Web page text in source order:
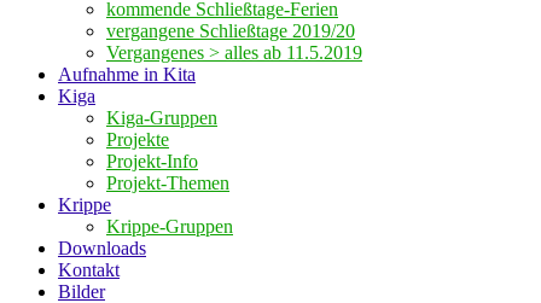
kommende Schließtage-Ferien
vergangene Schließtage 2019/20
Vergangenes > alles ab 11.5.2019
Aufnahme in Kita
Kiga
Kiga-Gruppen
Projekte
Projekt-Info
Projekt-Themen
Krippe
Krippe-Gruppen
Downloads
Kontakt
Bilder